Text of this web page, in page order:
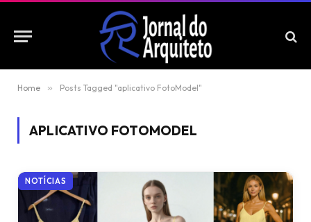
Home » Posts Tagged "aplicativo FotoModel"
APLICATIVO FOTOMODEL
NOTÍCIAS